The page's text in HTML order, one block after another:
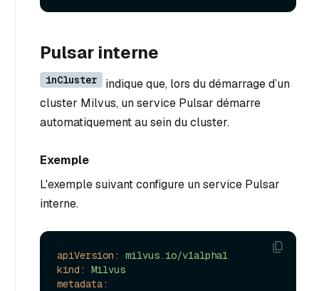
Pulsar interne
inCluster
indique que, lors du démarrage d’un
cluster Milvus, un service Pulsar démarre
automatiquement au sein du cluster.
Exemple
L'exemple suivant configure un service Pulsar
interne.
apiVersion:
milvus.io/v1alpha1
kind:
Milvus
metadata: